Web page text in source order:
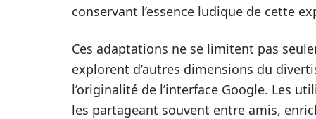
conservant l’essence ludique de cette
Ces adaptations ne se limitent pas
explorent d’autres dimensions du
l’originalité de l’interface Google. Les
les partageant souvent entre amis,